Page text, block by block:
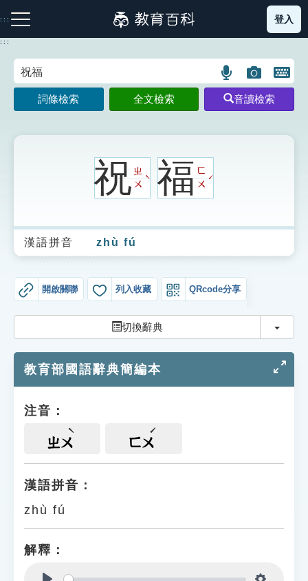
到
主
:::
注音索引圖示 筆畫索引圖示 部首索引表圖示
生字詞彙表
成語故事
索引選單
單字索引
遊戲專區
貓頭鷹博士
登入
:::
語
言
搜
圖
片
搜
開
鍵
圖
詞條檢索 全文檢索 音讀檢索
祝ㄓ
ㄨ
ˋ 福ㄈ
ㄨ
ˊ
漢語拼音 zhù fú
開啟關聯 列入收藏 QRcode分享
切換辭典 切換
教育部國語辭典簡編本
注音：
ㄓㄨ ㄈㄨ
漢語拼音：
zhù fú
解釋：